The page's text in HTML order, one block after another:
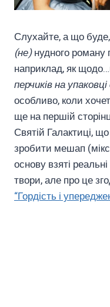
Слухайте, а що
(не)нудного роману
наприклад, як
перчиків на
особливо, коли
ще на першій
Святій Галактиці,
зробити мешап
основу взяті
твори, але про це
“Гордість і